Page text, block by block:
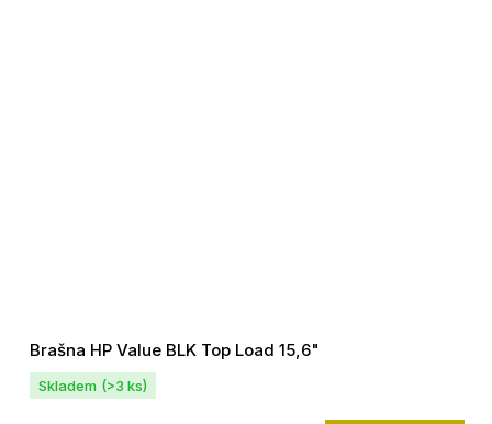
Brašna HP Value BLK Top Load 15,6"
Skladem (>3 ks)